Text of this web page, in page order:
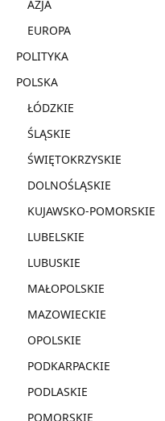
AZJA
EUROPA
POLITYKA
POLSKA
ŁÓDZKIE
ŚLĄSKIE
ŚWIĘTOKRZYSKIE
DOLNOŚLĄSKIE
KUJAWSKO-POMORSKIE
LUBELSKIE
LUBUSKIE
MAŁOPOLSKIE
MAZOWIECKIE
OPOLSKIE
PODKARPACKIE
PODLASKIE
POMORSKIE